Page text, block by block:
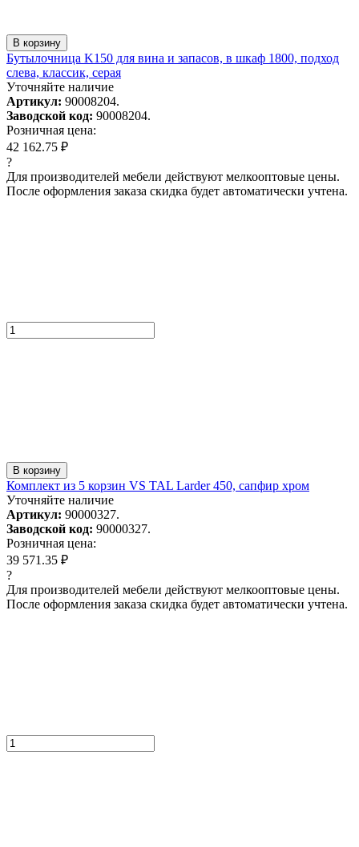
В корзину
Бутылочница K150 для вина и запасов, в шкаф 1800, подход
слева, классик, серая
Уточняйте наличие
Артикул: 90008204.
Заводской код: 90008204.
Розничная цена:
42 162.75 ₽
?
Для производителей мебели действуют мелкооптовые цены.
После оформления заказа скидка будет автоматически учтена.
В корзину
Комплект из 5 корзин VS TAL Larder 450, сапфир хром
Уточняйте наличие
Артикул: 90000327.
Заводской код: 90000327.
Розничная цена:
39 571.35 ₽
?
Для производителей мебели действуют мелкооптовые цены.
После оформления заказа скидка будет автоматически учтена.